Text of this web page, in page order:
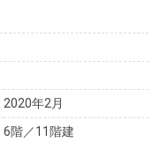
2020年2月
6階／11階建